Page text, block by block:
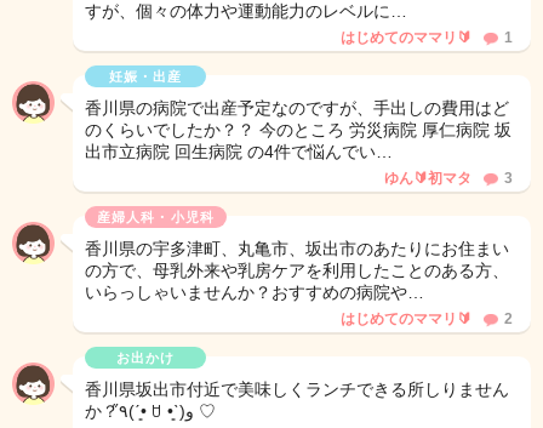
すが、個々の体力や運動能力のレベルに…
はじめてのママリ🔰 1
妊娠・出産
香川県の病院で出産予定なのですが、手出しの費用はど
のくらいでしたか？？ 今のところ 労災病院 厚仁病院 坂
出市立病院 回生病院 の4件で悩んでい…
ゆん🔰初マタ 3
産婦人科・小児科
香川県の宇多津町、丸亀市、坂出市のあたりにお住まい
の方で、母乳外来や乳房ケアを利用したことのある方、
いらっしゃいませんか？おすすめの病院や…
はじめてのママリ🔰 2
お出かけ
香川県坂出市付近で美味しくランチできる所しりません
か？٩̋(ˊ•͈ ꇴ •͈ˋ)و ♡